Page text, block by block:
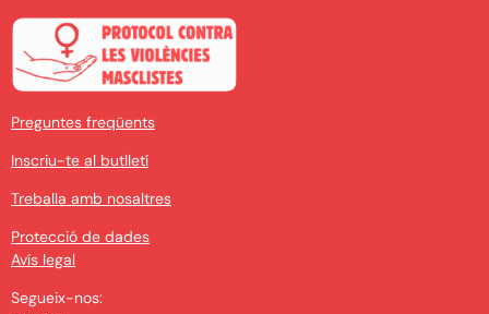
Preguntes freqüents
Inscriu-te al butlletí
Treballa amb nosaltres
Protecció de dades
Avís legal
Segueix-nos: